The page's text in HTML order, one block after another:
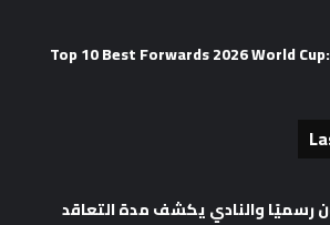
Top 10 Best Forwards 2026 World
رسميًا والنادي يكشف مدة التعاقد